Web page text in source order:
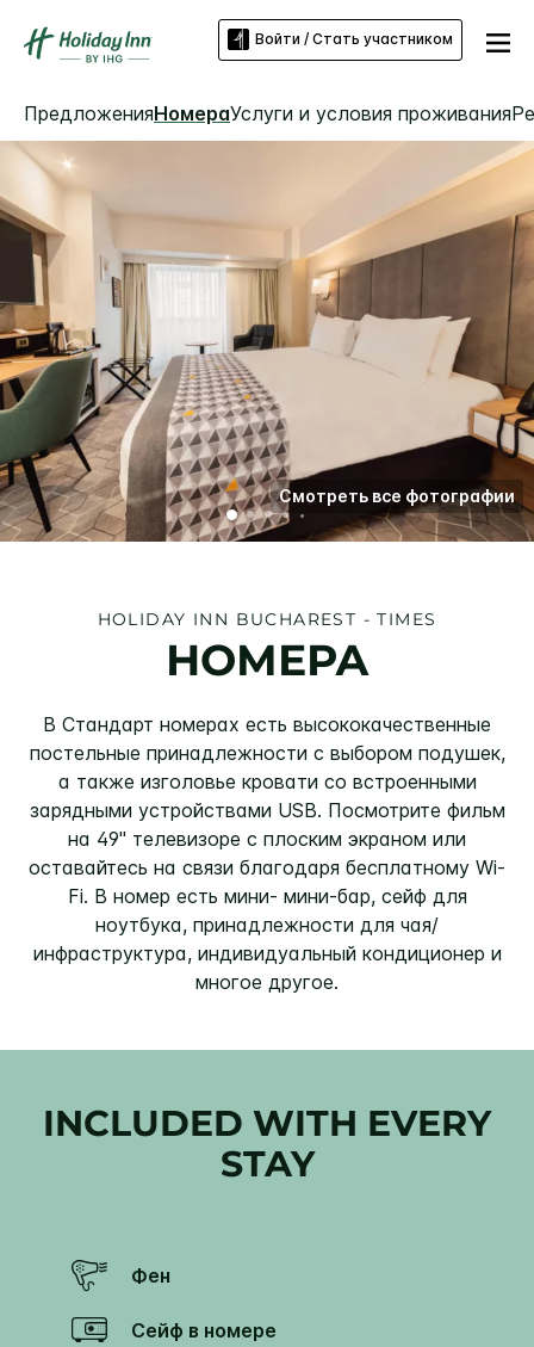
Войти / Стать участником
ПредложенияНомераУслуги и условия проживания
Смотреть все фотографии
HOLIDAY INN BUCHAREST - TIMES
НОМЕРА
В Стандарт номерах есть высококачественные
постельные принадлежности с выбором подушек,
а также изголовье кровати со встроенными
зарядными устройствами USB. Посмотрите фильм
на 49" телевизоре с плоским экраном или
оставайтесь на связи благодаря бесплатному Wi-
Fi. В номер есть мини- мини-бар, сейф для
ноутбука, принадлежности для чая/
инфраструктура, индивидуальный кондиционер и
многое другое.
INCLUDED WITH EVERY
STAY
Фен
Сейф в номере